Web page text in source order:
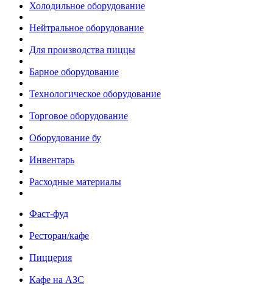
Холодильное оборудование
Нейтральное оборудование
Для производства пиццы
Барное оборудование
Технологическое оборудование
Торговое оборудование
Оборудование бу
Инвентарь
Расходные материалы
Фаст-фуд
Ресторан/кафе
Пиццерия
Кафе на АЗС